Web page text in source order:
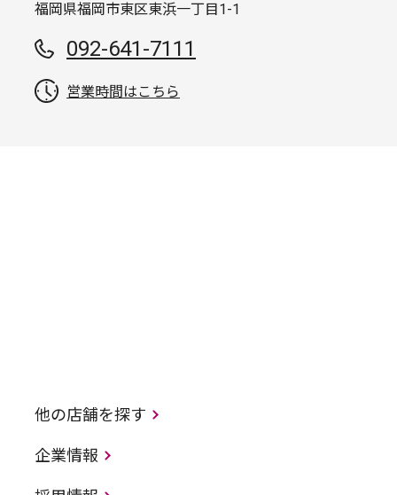
福岡県福岡市東区東浜一丁目1-1
092-641-7111
営業時間はこちら
他の店舗を探す
企業情報